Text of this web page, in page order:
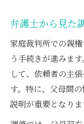
弁護士から見た
家庭裁判所での親
う手続きが進みま
して、依頼者の主
す。特に、父母間
説明が重要となりま